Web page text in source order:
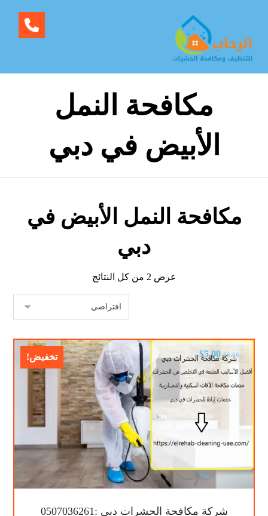
مكافحة النمل
الأبيض في دبي
مكافحة النمل الأبيض في
دبي
عرض ⁦2⁩ من كل النتائج
تخفيض!
شركة مكافحة الحشرات دبي :0507036261
$8.00
$5.00